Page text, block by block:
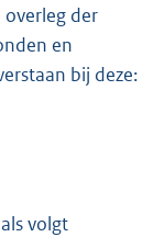
der
en
bij deze:
volgt